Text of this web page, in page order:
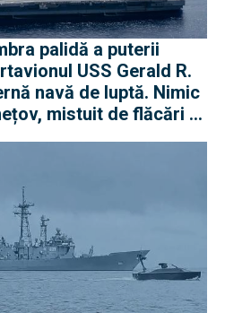
palidă a puterii
USS Gerald R.
navă de luptă. Nimic
mistuit de flăcări și